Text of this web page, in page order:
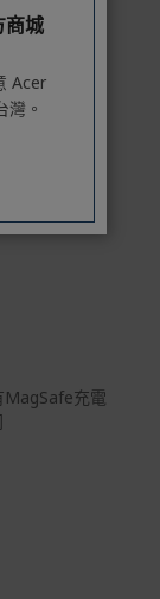
才達15W無
充電
城
Acer
。